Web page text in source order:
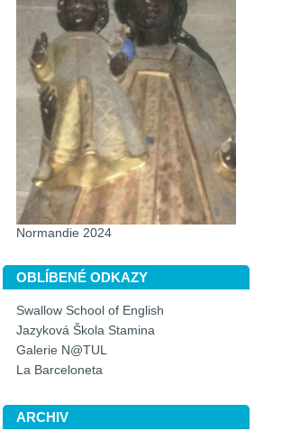
Normandie 2024
OBLÍBENÉ ODKAZY
Swallow School of English
Jazyková Škola Stamina
Galerie N@TUL
La Barceloneta
ARCHIV